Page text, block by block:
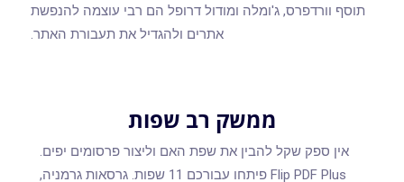
תוסף וורדפרס, ג'ומלה ומודול דרופל הם רבי עוצמה להנפשת
אתרים ולהגדיל את תעבורת האתר.
ממשק רב שפות
אין ספק שקל להבין את שפת האם וליצור פרסומים יפים.
Flip PDF Plus פיתחו עבורכם 11 שפות. גרסאות גרמניה,